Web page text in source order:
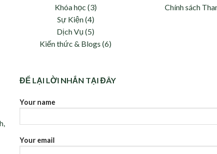
Khóa học (3)
Sự Kiện (4)
Dịch Vụ (5)
Kiến thức & Blogs (6)
Chính sách
ĐỂ LẠI LỜI NHẮN TẠI ĐÂY
Your name
Your email